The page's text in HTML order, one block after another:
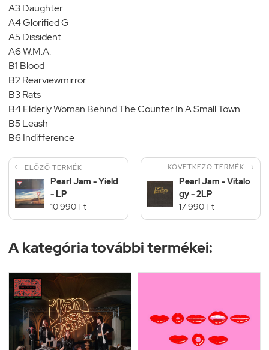
A3 Daughter
A4 Glorified G
A5 Dissident
A6 W.M.A.
B1 Blood
B2 Rearviewmirror
B3 Rats
B4 Elderly Woman Behind The Counter In A Small Town
B5 Leash
B6 Indifference
 ELŐZŐ TERMÉK
Pearl Jam - Yield
- LP
10 990 Ft
KÖVETKEZŐ TERMÉK 
Pearl Jam - Vitalo
gy - 2LP
17 990 Ft
A kategória további termékei: